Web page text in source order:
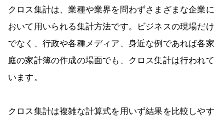
クロス集計は、業種や業界を問わずさまざまな企業に
おいて用いられる集計方法です。ビジネスの現場だけ
でなく、行政や各種メディア、身近な例であれば各家
庭の家計簿の作成の場面でも、クロス集計は行われて
います。
クロス集計は複雑な計算式を用いず結果を比較しやす